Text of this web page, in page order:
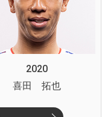
2020
喜田 拓也